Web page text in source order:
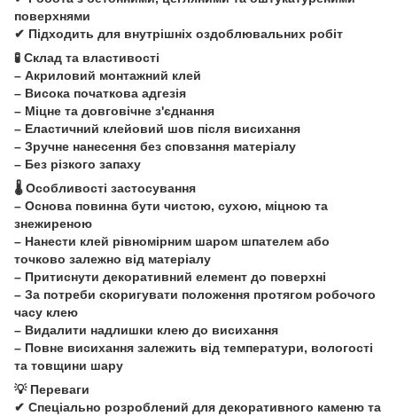
поверхнями
✔ Підходить для внутрішніх оздоблювальних робіт
🧪 Склад та властивості
– Акриловий монтажний клей
– Висока початкова адгезія
– Міцне та довговічне з'єднання
– Еластичний клейовий шов після висихання
– Зручне нанесення без сповзання матеріалу
– Без різкого запаху
🌡 Особливості застосування
– Основа повинна бути чистою, сухою, міцною та
знежиреною
– Нанести клей рівномірним шаром шпателем або
точково залежно від матеріалу
– Притиснути декоративний елемент до поверхні
– За потреби скоригувати положення протягом робочого
часу клею
– Видалити надлишки клею до висихання
– Повне висихання залежить від температури, вологості
та товщини шару
💡 Переваги
✔ Спеціально розроблений для декоративного каменю та